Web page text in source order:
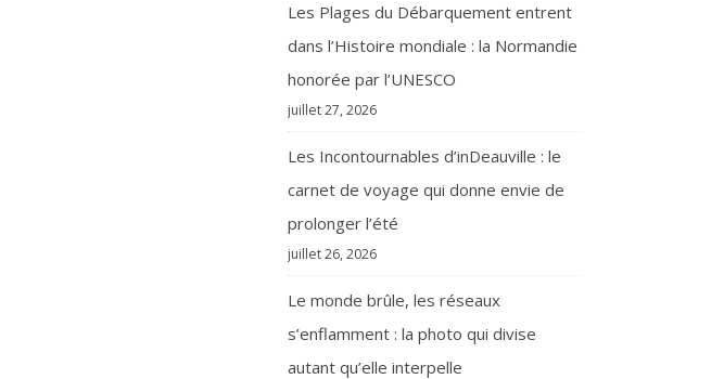
Les Plages du Débarquement entrent
dans l’Histoire mondiale : la Normandie
honorée par l’UNESCO
juillet 27, 2026
Les Incontournables d’inDeauville : le
carnet de voyage qui donne envie de
prolonger l’été
juillet 26, 2026
Le monde brûle, les réseaux
s’enflamment : la photo qui divise
autant qu’elle interpelle